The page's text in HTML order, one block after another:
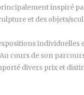
inspiré
et des objets/
cours de son
divers prix et